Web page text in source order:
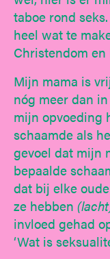
taboe rond
heel wat te
Christendom
Mijn mama is
nóg meer dan
mijn opvoeding
schaamde als
gevoel dat mijn
bepaalde
dat bij elke
ze hebben
invloed gehad
‘Wat is